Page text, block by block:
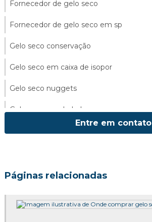
Fornecedor de gelo seco
Fornecedor de gelo seco em sp
Gelo seco conservação
Gelo seco em caixa de isopor
Gelo seco nuggets
Gelo seco para balada
Gelo seco para eventos
Entre em contato
Páginas relacionadas